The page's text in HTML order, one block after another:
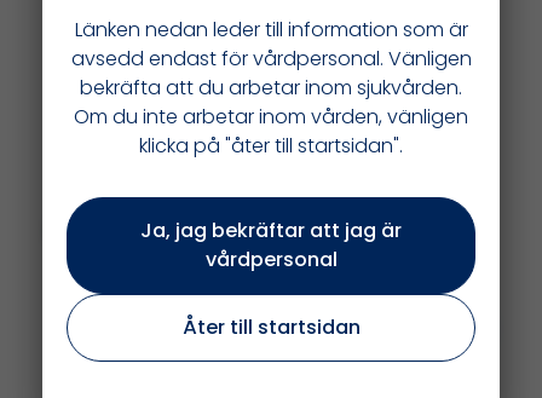
Acarizax uppstartspaket
Ladda ner
Länken nedan leder till information som är
avsedd endast för vårdpersonal. Vänligen
bekräfta att du arbetar inom sjukvården.
Om du inte arbetar inom vården, vänligen
klicka på "åter till startsidan".
Ja, jag bekräftar att jag är
vårdpersonal
Åter till startsidan